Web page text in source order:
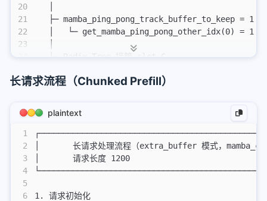
20
21
22
23
26
29
30
31
32
33
34
35
├─ mamba_ping_pong_track_buffer_to_keep = 1
   │   └─ get_mamba_ping_pong_other_idx(0) = 1
   │
   │
   │   └─ 释放 slot B (track_buffer[0])
   │   └─ 保留 slot C (已在 Radix Tree)
   │
   ▼
4. 后续请求匹配
   └─ 找到 slot C → COW 复制到新请求空间
长请求流程（Chunked Prefill）
plaintext
1
2
3
4
5
6
│       长请求处理流程（extra_buffer 模式，
│       请求长度 1200
1. 请求初始化